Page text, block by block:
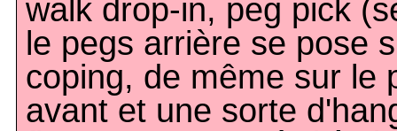
walk drop-in, peg pick
le pegs arrière se pose
coping, de même sur le
avant et une sorte